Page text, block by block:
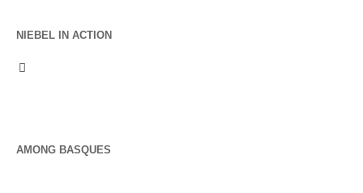
NIEBEL IN ACTION
AMONG BASQUES